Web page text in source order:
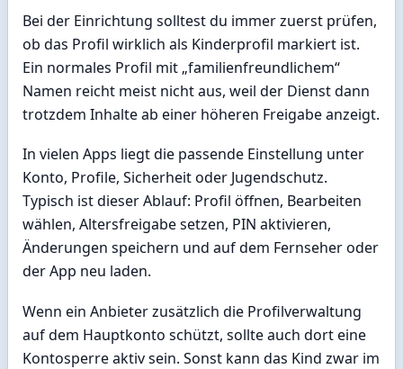
Bei der Einrichtung solltest du immer zuerst prüfen,
ob das Profil wirklich als Kinderprofil markiert ist.
Ein normales Profil mit „familienfreundlichem“
Namen reicht meist nicht aus, weil der Dienst dann
trotzdem Inhalte ab einer höheren Freigabe anzeigt.
In vielen Apps liegt die passende Einstellung unter
Konto, Profile, Sicherheit oder Jugendschutz.
Typisch ist dieser Ablauf: Profil öffnen, Bearbeiten
wählen, Altersfreigabe setzen, PIN aktivieren,
Änderungen speichern und auf dem Fernseher oder
der App neu laden.
Wenn ein Anbieter zusätzlich die Profilverwaltung
auf dem Hauptkonto schützt, sollte auch dort eine
Kontosperre aktiv sein. Sonst kann das Kind zwar im